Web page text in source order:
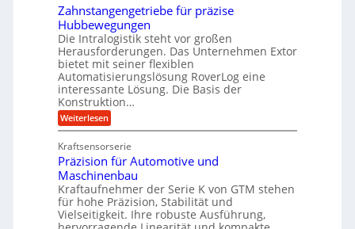
k
i
m
V
e
r
g
l
e
i
c
h
e
K
u
g
e
l
g
e
w
i
n
d
e
t
r
e
r
t
U
m
s
a
t
z
u
n
d
A
u
f
s
c
h
e
n
a
u
c
h
i
n
Z
e
e
n
v
o
n
Zahnstangengetriebe für präzise
Hubbewegungen
Die Intralogistik steht vor großen
Herausforderungen. Das Unternehmen Extor
bietet mit seiner flexiblen
Automatisierungslösung RoverLog eine
interessante Lösung. Die Basis der
Konstruktion…
Weiterlesen:
Z
h
n
s
t
a
n
g
Kraftsensorserie
Präzision für Automotive und
Maschinenbau
Kraftaufnehmer der Serie K von GTM stehen
für hohe Präzision, Stabilität und
Vielseitigkeit. Ihre robuste Ausführung,